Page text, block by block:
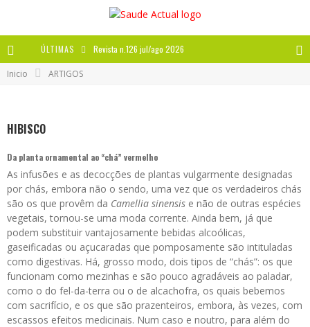
ÚLTIMAS Revista n.126 jul/ago 2026
Inicio ARTIGOS
HIBISCO
Da planta ornamental ao “chá” vermelho
As infusões e as decocções de plantas vulgarmente designadas
por chás, embora não o sendo, uma vez que os verdadeiros chás
são os que provêm da Camellia sinensis e não de outras espécies
vegetais, tornou-se uma moda corrente. Ainda bem, já que
podem substituir vantajosamente bebidas alcoólicas,
gaseificadas ou açucaradas que pomposamente são intituladas
como digestivas. Há, grosso modo, dois tipos de “chás”: os que
funcionam como mezinhas e são pouco agradáveis ao paladar,
como o do fel-da-terra ou o de alcachofra, os quais bebemos
com sacrifício, e os que são prazenteiros, embora, às vezes, com
escassos efeitos medicinais. Num caso e noutro, para além do